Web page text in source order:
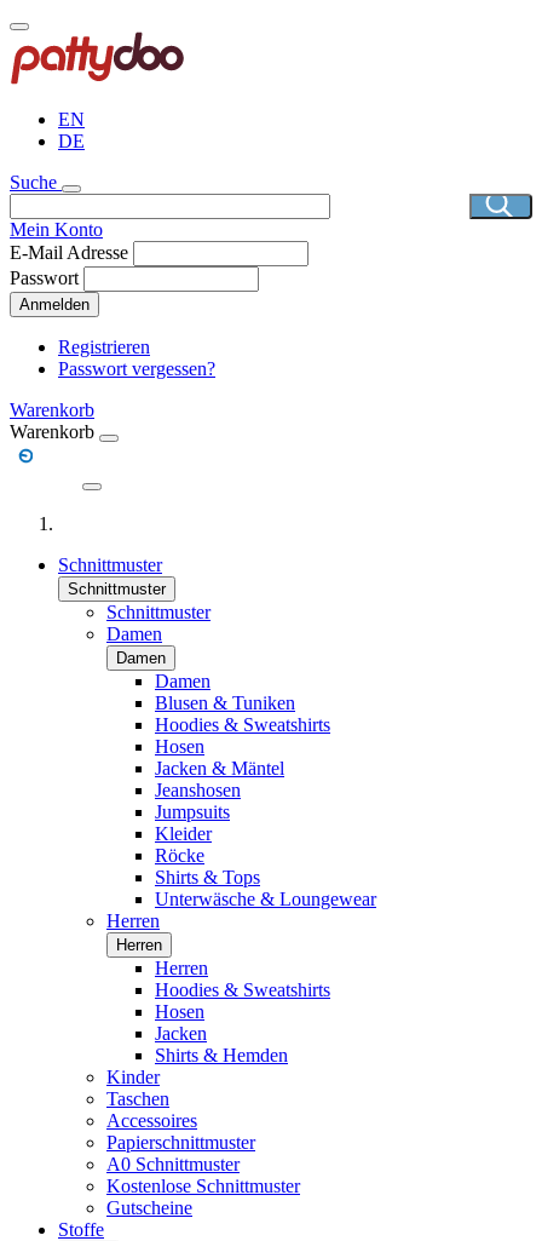
Direkt
zum
Inhalt
EN
DE
Suche
Mein Konto
E-Mail Adresse
Passwort
Anmelden
Registrieren
Passwort vergessen?
Warenkorb
Warenkorb
Schnittmuster
Schnittmuster
Schnittmuster
Damen
Damen
Damen
Blusen & Tuniken
Hoodies & Sweatshirts
Hosen
Jacken & Mäntel
Jeanshosen
Jumpsuits
Kleider
Röcke
Shirts & Tops
Unterwäsche & Loungewear
Herren
Herren
Herren
Hoodies & Sweatshirts
Hosen
Jacken
Shirts & Hemden
Kinder
Taschen
Accessoires
Papierschnittmuster
A0 Schnittmuster
Kostenlose Schnittmuster
Gutscheine
Stoffe